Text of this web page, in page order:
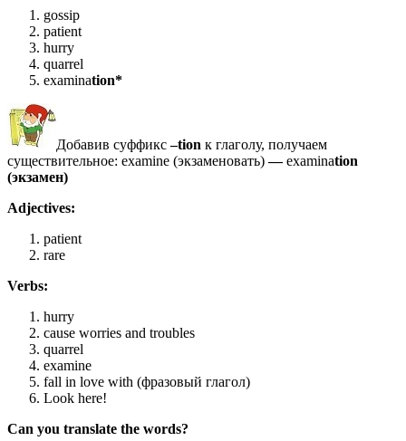
gossip
patient
hurry
quarrel
examination*
Добавив суффикс–tion к глаголу, получаем
существительное: examine (экзаменовать)—examination
(экзамен)
Adjectives:
patient
rare
Verbs:
hurry
cause worries and troubles
quarrel
examine
fall in love with (фразовый глагол)
Look here!
Can you translate the words?